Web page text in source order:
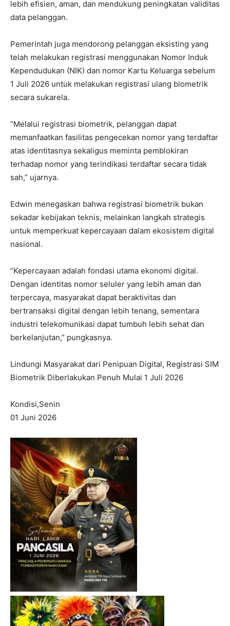
lebih efisien, aman, dan mendukung peningkatan validitas
data pelanggan.
Pemerintah juga mendorong pelanggan eksisting yang
telah melakukan registrasi menggunakan Nomor Induk
Kependudukan (NIK) dan nomor Kartu Keluarga sebelum
1 Juli 2026 untuk melakukan registrasi ulang biometrik
secara sukarela.
“Melalui registrasi biometrik, pelanggan dapat
memanfaatkan fasilitas pengecekan nomor yang terdaftar
atas identitasnya sekaligus meminta pemblokiran
terhadap nomor yang terindikasi terdaftar secara tidak
sah,” ujarnya.
Edwin menegaskan bahwa registrasi biometrik bukan
sekadar kebijakan teknis, melainkan langkah strategis
untuk memperkuat kepercayaan dalam ekosistem digital
nasional.
“Kepercayaan adalah fondasi utama ekonomi digital.
Dengan identitas nomor seluler yang lebih aman dan
terpercaya, masyarakat dapat beraktivitas dan
bertransaksi digital dengan lebih tenang, sementara
industri telekomunikasi dapat tumbuh lebih sehat dan
berkelanjutan,” pungkasnya.
Lindungi Masyarakat dari Penipuan Digital, Registrasi SIM
Biometrik Diberlakukan Penuh Mulai 1 Juli 2026
Kondisi,Senin
01 Juni 2026